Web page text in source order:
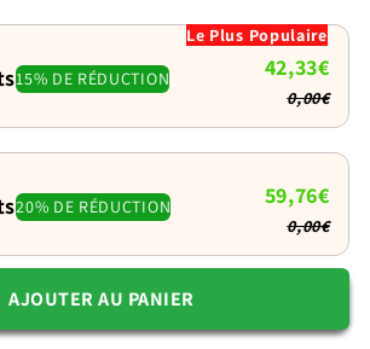
Il
détend
15% DE RÉDUCTION
Le Plus Populaire
42,33€
0,00€
20% DE RÉDUCTION 59,76€
0,00€
AJOUTER AU PANIER